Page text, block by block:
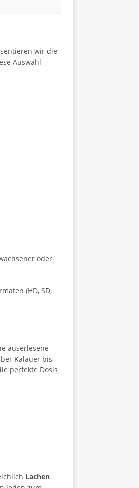
wir die
Auswahl
oder
(HD, SD,
auserlesene
Kalauer bis
perfekte Dosis
Lachen